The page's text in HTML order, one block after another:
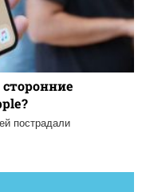
пострадали